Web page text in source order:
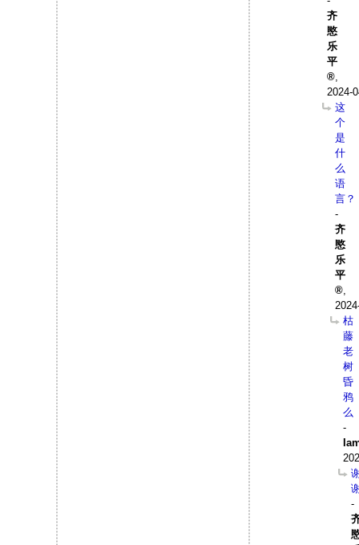
齐
愍
乐
平
2024-
这
个
是
什
么
语
言？
-
齐
愍
乐
平
枯
藤
老
树
昏
鸦
么
-
-